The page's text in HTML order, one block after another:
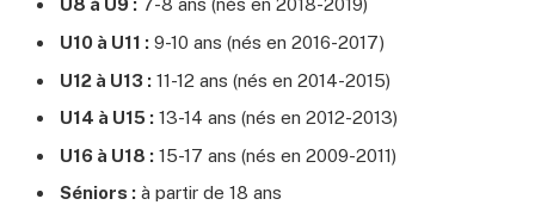
U8 à U9 : 7-8 ans (nés en 2018-2019)
U10 à U11 : 9-10 ans (nés en 2016-2017)
U12 à U13 : 11-12 ans (nés en 2014-2015)
U14 à U15 : 13-14 ans (nés en 2012-2013)
U16 à U18 : 15-17 ans (nés en 2009-2011)
Séniors : à partir de 18 ans